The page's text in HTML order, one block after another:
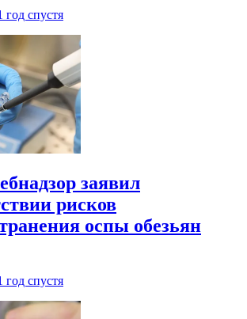
год спустя
заявил
рисков
оспы обезьян
год спустя